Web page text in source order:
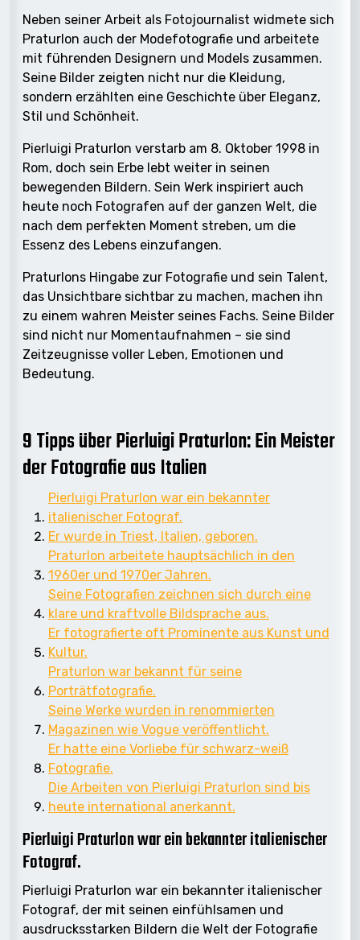
Neben seiner Arbeit als Fotojournalist widmete sich
Praturlon auch der Modefotografie und arbeitete
mit führenden Designern und Models zusammen.
Seine Bilder zeigten nicht nur die Kleidung,
sondern erzählten eine Geschichte über Eleganz,
Stil und Schönheit.
Pierluigi Praturlon verstarb am 8. Oktober 1998 in
Rom, doch sein Erbe lebt weiter in seinen
bewegenden Bildern. Sein Werk inspiriert auch
heute noch Fotografen auf der ganzen Welt, die
nach dem perfekten Moment streben, um die
Essenz des Lebens einzufangen.
Praturlons Hingabe zur Fotografie und sein Talent,
das Unsichtbare sichtbar zu machen, machen ihn
zu einem wahren Meister seines Fachs. Seine Bilder
sind nicht nur Momentaufnahmen – sie sind
Zeitzeugnisse voller Leben, Emotionen und
Bedeutung.
9 Tipps über Pierluigi Praturlon: Ein Meister
der Fotografie aus Italien
Pierluigi Praturlon war ein bekannter
italienischer Fotograf.
Er wurde in Triest, Italien, geboren.
Praturlon arbeitete hauptsächlich in den
1960er und 1970er Jahren.
Seine Fotografien zeichnen sich durch eine
klare und kraftvolle Bildsprache aus.
Er fotografierte oft Prominente aus Kunst und
Kultur.
Praturlon war bekannt für seine
Porträtfotografie.
Seine Werke wurden in renommierten
Magazinen wie Vogue veröffentlicht.
Er hatte eine Vorliebe für schwarz-weiß
Fotografie.
Die Arbeiten von Pierluigi Praturlon sind bis
heute international anerkannt.
Pierluigi Praturlon war ein bekannter italienischer
Fotograf.
Pierluigi Praturlon war ein bekannter italienischer
Fotograf, der mit seinen einfühlsamen und
ausdrucksstarken Bildern die Welt der Fotografie